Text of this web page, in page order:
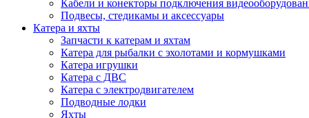
Кабели и конекторы подключения
Подвесы, стедикамы и аксессуары
Катера и яхты
Запчасти к катерам и яхтам
Катера для рыбалки с эхолотами и кормушками
Катера игрушки
Катера с ДВС
Катера с электродвигателем
Подводные лодки
Яхты